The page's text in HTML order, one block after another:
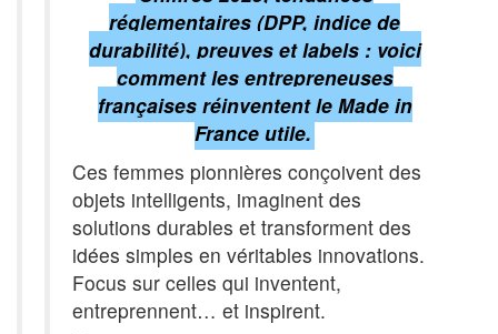
réglementaires (DPP, indice de
durabilité), preuves et labels : voici
comment les entrepreneuses
françaises réinventent le Made in
France utile.
Ces femmes pionnières conçoivent des
objets intelligents, imaginent des
solutions durables et transforment des
idées simples en véritables innovations.
Focus sur celles qui inventent,
entreprennent… et inspirent.